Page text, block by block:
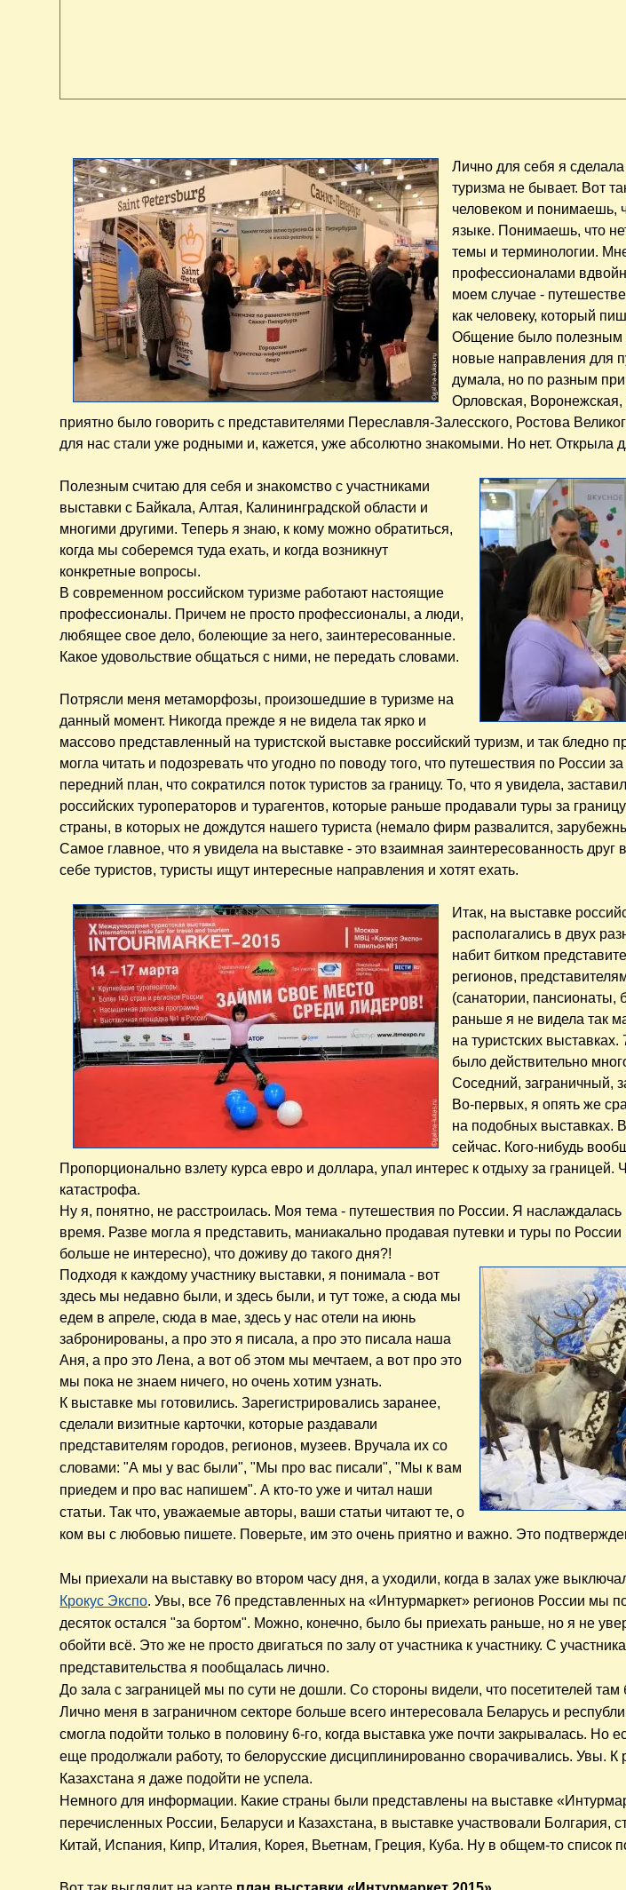
Лично для себя я
туризма не бывает. Вот
человеком и понимаешь,
языке. Понимаешь, что
темы и терминологии.
профессионалами
моем случае -
как человеку, который
Общение было полезным
новые направления для
думала, но по разным
Орловская, Воронежская,
приятно было говорить с представителями Переславля-Залесского, Ростова
для нас стали уже родными и, кажется, уже абсолютно знакомыми. Но нет. Открыла
Полезным считаю для себя и знакомство с участниками
выставки с Байкала, Алтая, Калининградской области и
многими другими. Теперь я знаю, к кому можно обратиться,
когда мы соберемся туда ехать, и когда возникнут
конкретные вопросы.
В современном российском туризме работают настоящие
профессионалы. Причем не просто профессионалы, а люди,
любящее свое дело, болеющие за него, заинтересованные.
Какое удовольствие общаться с ними, не передать словами.
Потрясли меня метаморфозы, произошедшие в туризме на
данный момент. Никогда прежде я не видела так ярко и
массово представленный на туристской выставке российский туризм, и так бледно
могла читать и подозревать что угодно по поводу того, что путешествия по России
передний план, что сократился поток туристов за границу. То, что я увидела,
российских туроператоров и турагентов, которые раньше продавали туры за
страны, в которых не дождутся нашего туриста (немало фирм развалится,
Самое главное, что я увидела на выставке - это взаимная заинтересованность друг
себе туристов, туристы ищут интересные направления и хотят ехать.
Итак, на выставке
располагались в двух
набит битком
регионов,
(санатории, пансионаты,
раньше я не видела так
на туристских
было действительно
Соседний, заграничный,
Во-первых, я опять же
на подобных выставках.
сейчас. Кого-нибудь
Пропорционально взлету курса евро и доллара, упал интерес к отдыху за границей.
катастрофа.
Ну я, понятно, не расстроилась. Моя тема - путешествия по России. Я
время. Разве могла я представить, маниакально продавая путевки и туры по
больше не интересно), что доживу до такого дня?!
Подходя к каждому участнику выставки, я понимала - вот
здесь мы недавно были, и здесь были, и тут тоже, а сюда мы
едем в апреле, сюда в мае, здесь у нас отели на июнь
забронированы, а про это я писала, а про это писала наша
Аня, а про это Лена, а вот об этом мы мечтаем, а вот про это
мы пока не знаем ничего, но очень хотим узнать.
К выставке мы готовились. Зарегистрировались заранее,
сделали визитные карточки, которые раздавали
представителям городов, регионов, музеев. Вручала их со
словами:"А мы у вас были","Мы про вас писали", "Мы к вам
приедем и про вас напишем". А кто-то уже и читал наши
статьи. Так что, уважаемые авторы, ваши статьи читают те, о
ком вы с любовью пишете. Поверьте, им это очень приятно и важно. Это
Мы приехали на выставку во втором часу дня, а уходили, когда в залах уже
Крокус Экспо. Увы, все 76 представленных на «Интурмаркет» регионов России мы
десяток остался "за бортом". Можно, конечно, было бы приехать раньше, но я не
обойти всё. Это же не просто двигаться по залу от участника к участнику. С
представительства я пообщалась лично.
До зала с заграницей мы по сути не дошли. Со стороны видели, что посетителей
Лично меня в заграничном секторе больше всего интересовала Беларусь и
смогла подойти только в половину 6-го, когда выставка уже почти закрывалась. Но
еще продолжали работу, то белорусские дисциплинированно сворачивались. Увы.
Казахстана я даже подойти не успела.
Немного для информации. Какие страны были представлены на выставке
перечисленных России, Беларуси и Казахстана, в выставке участвовали Болгария,
Китай, Испания, Кипр, Италия, Корея, Вьетнам, Греция, Куба. Ну в общем-то список